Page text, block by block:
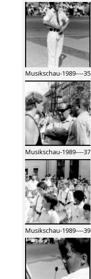
Musikschau-1989----35
Musikschau-1989----37
Musikschau-1989----39